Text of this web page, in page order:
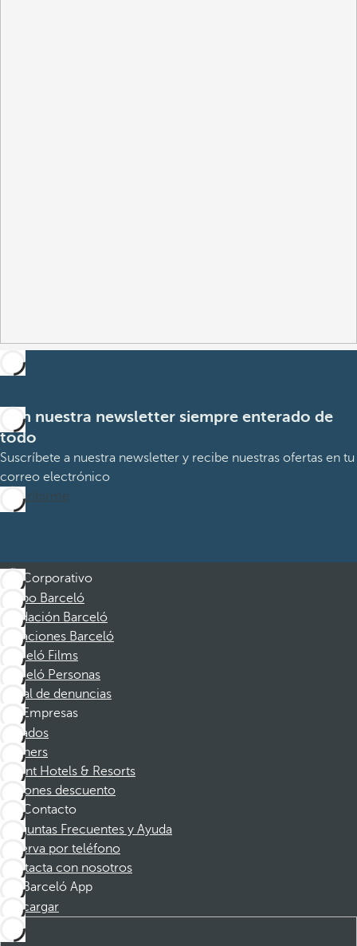
Con nuestra newsletter siempre enterado de
todo
Suscríbete a nuestra newsletter y recibe nuestras ofertas en tu
correo electrónico
Suscribirme
Corporativo
Grupo Barceló
Fundación Barceló
Vacaciones Barceló
Barceló Films
Barceló Personas
Canal de denuncias
Empresas
Afiliados
Partners
Dorint Hotels & Resorts
Cupones descuento
Contacto
Preguntas Frecuentes y Ayuda
Reserva por teléfono
Contacta con nosotros
Barceló App
Descargar